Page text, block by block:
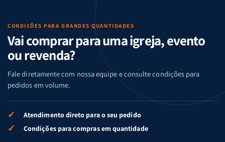
CONDIÇÕES PARA GRANDES QUANTIDADES
Vai comprar para uma igreja, evento
ou revenda?
Fale diretamente com nossa equipe e consulte condições para
pedidos em volume.
✓ Atendimento direto para o seu pedido
✓ Condições para compras em quantidade